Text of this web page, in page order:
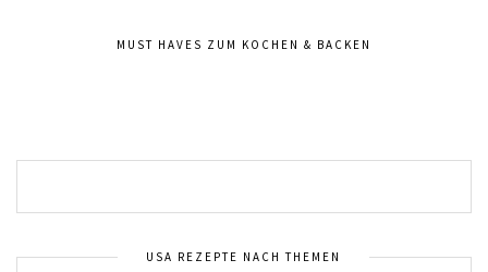
MUST HAVES ZUM KOCHEN & BACKEN
USA REZEPTE NACH THEMEN